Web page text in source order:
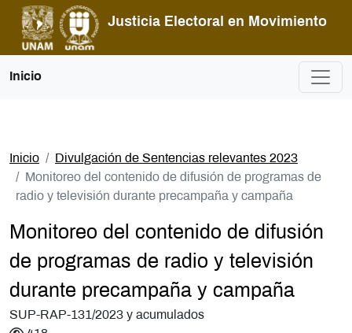
Justicia Electoral en Movimiento
Inicio
Inicio
Divulgación de Sentencias relevantes 2023
Monitoreo del contenido de difusión de programas de
radio y televisión durante precampaña y campaña
Monitoreo del contenido de difusión
de programas de radio y televisión
durante precampaña y campaña
SUP-RAP-131/2023 y acumulados